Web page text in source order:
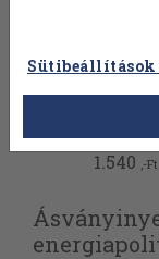
Vissza az
1.540 ,-Ft
Sütibeállítások